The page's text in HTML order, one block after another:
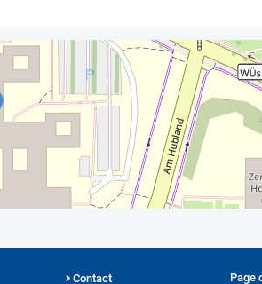
Contact Page